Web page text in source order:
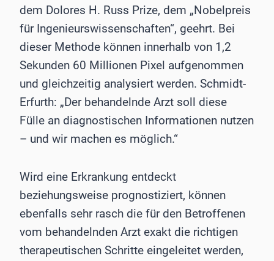
dem Dolores H. Russ Prize, dem „Nobelpreis
für Ingenieurswissenschaften“, geehrt. Bei
dieser Methode können innerhalb von 1,2
Sekunden 60 Millionen Pixel aufgenommen
und gleichzeitig analysiert werden. Schmidt-
Erfurth: „Der behandelnde Arzt soll diese
Fülle an diagnostischen Informationen nutzen
– und wir machen es möglich.“
Wird eine Erkrankung entdeckt
beziehungsweise prognostiziert, können
ebenfalls sehr rasch die für den Betroffenen
vom behandelnden Arzt exakt die richtigen
therapeutischen Schritte eingeleitet werden,